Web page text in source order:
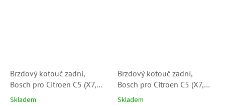
Brzdový kotouč zadní,
Bosch pro Citroen C5 (X7,
lakovaný, 4249C1)
Skladem
Brzdový kotouč zadní,
Bosch pro Citroen C5 (X7,
0986479194, 4249C1)
Skladem